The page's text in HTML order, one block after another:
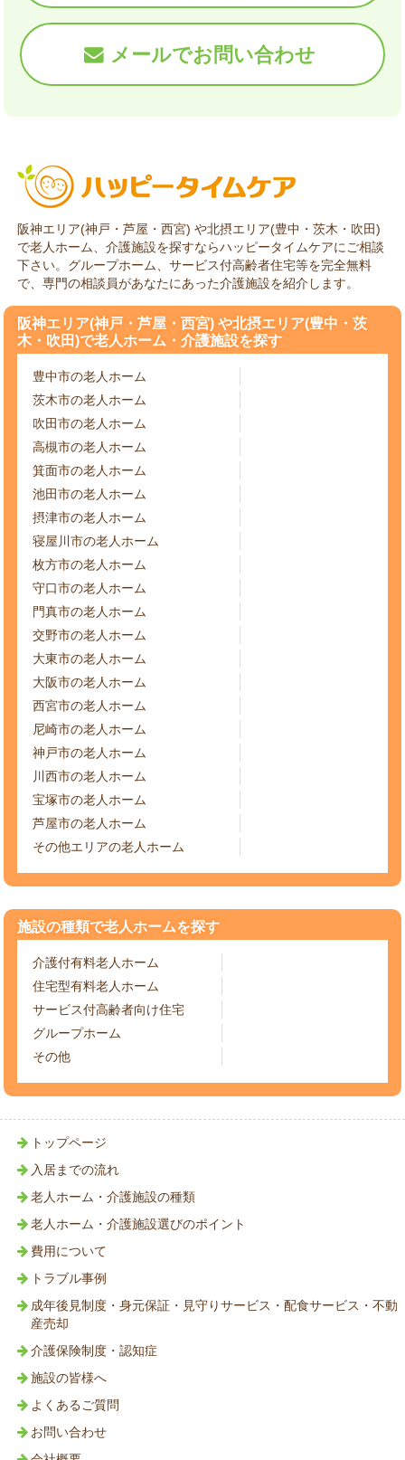
メールでお問い合わせ
阪神エリア(神戸・芦屋・西宮) や北摂エリア(豊中・茨木・吹田)
で老人ホーム、介護施設を探すならハッピータイムケアにご相談
下さい。グループホーム、サービス付高齢者住宅等を完全無料
で、専門の相談員があなたにあった介護施設を紹介します。
阪神エリア(神戸・芦屋・西宮) や北摂エリア(豊中・茨
木・吹田)で老人ホーム・介護施設を探す
豊中市の老人ホーム
茨木市の老人ホーム
吹田市の老人ホーム
高槻市の老人ホーム
箕面市の老人ホーム
池田市の老人ホーム
摂津市の老人ホーム
寝屋川市の老人ホーム
枚方市の老人ホーム
守口市の老人ホーム
門真市の老人ホーム
交野市の老人ホーム
大東市の老人ホーム
大阪市の老人ホーム
西宮市の老人ホーム
尼崎市の老人ホーム
神戸市の老人ホーム
川西市の老人ホーム
宝塚市の老人ホーム
芦屋市の老人ホーム
その他エリアの老人ホーム
施設の種類で老人ホームを探す
介護付有料老人ホーム
住宅型有料老人ホーム
サービス付高齢者向け住宅
グループホーム
その他
トップページ
入居までの流れ
老人ホーム・介護施設の種類
老人ホーム・介護施設選びのポイント
費用について
トラブル事例
成年後見制度・身元保証・見守りサービス・配食サービス・不動
産売却
介護保険制度・認知症
施設の皆様へ
よくあるご質問
お問い合わせ